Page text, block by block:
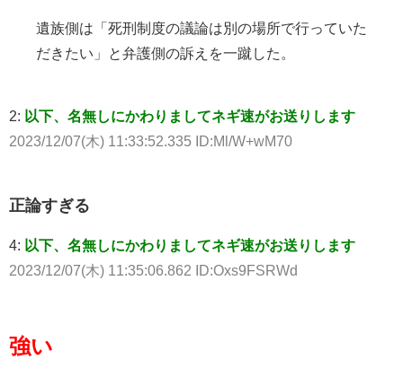
遺族側は「死刑制度の議論は別の場所で行っていた
だきたい」と弁護側の訴えを一蹴した。
2: 以下、名無しにかわりましてネギ速がお送りします
2023/12/07(木) 11:33:52.335 ID:Ml/W+wM70
正論すぎる
4: 以下、名無しにかわりましてネギ速がお送りします
2023/12/07(木) 11:35:06.862 ID:Oxs9FSRWd
強い